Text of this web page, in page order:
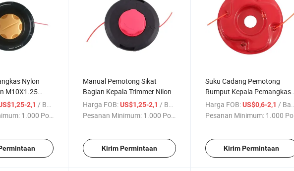
Nylon
M10X1.25
2,1 / Bagian
1.000 Potong
Manual Pemotong Sikat
Bagian Kepala Trimmer Nilon
Harga FOB: US$1,25-2,1 / Bagian
Pesanan Minimum: 1.000 Potong
Kirim Permintaan
Suku Cadang Pemotong
Rumput Kepala Pemangkas
Baja
Harga FOB: US$0,6-2,1 / Bagian
Pesanan Minimum: 1.000 Potong
Kirim Permintaan